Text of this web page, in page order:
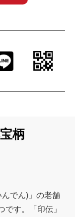
でん)」の老舗
です。「印伝」